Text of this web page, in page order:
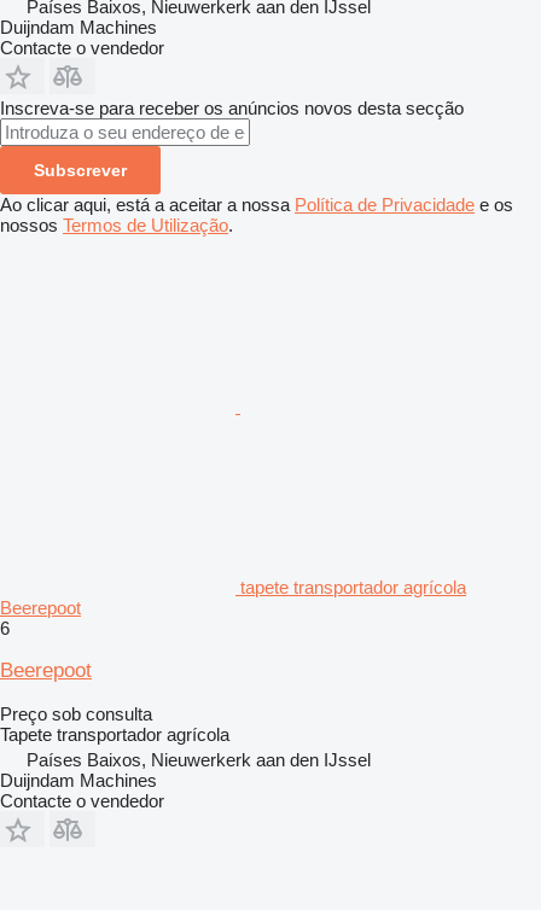
Países Baixos, Nieuwerkerk aan den IJssel
Duijndam Machines
Contacte o vendedor
Inscreva-se para receber os anúncios novos desta secção
Subscrever
Ao clicar aqui, está a aceitar a nossa Política de Privacidade e os
nossos Termos de Utilização.
tapete transportador agrícola
Beerepoot
6
Beerepoot
Preço sob consulta
Tapete transportador agrícola
Países Baixos, Nieuwerkerk aan den IJssel
Duijndam Machines
Contacte o vendedor